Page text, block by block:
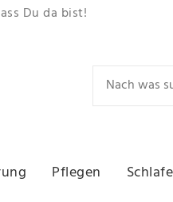
Du da bist!
Pflegen